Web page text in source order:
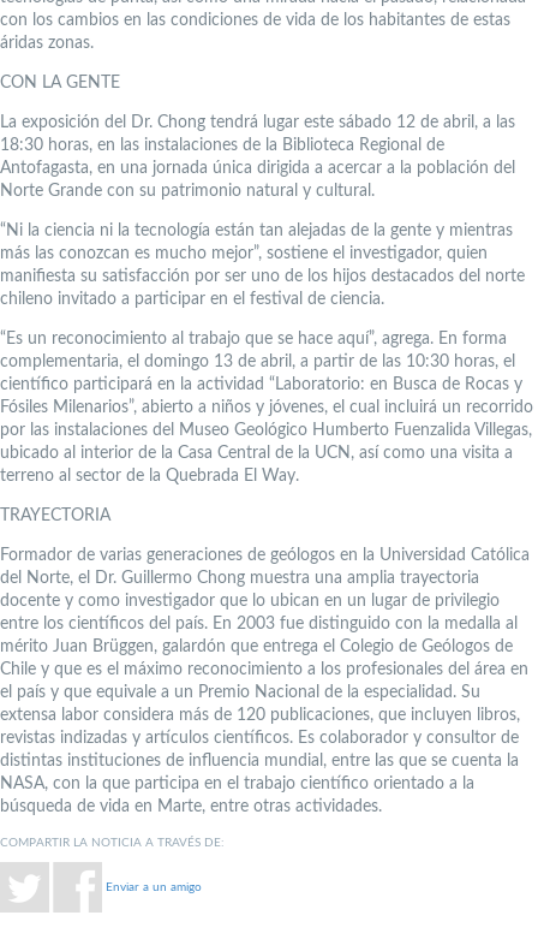
con los cambios en las condiciones de vida de los habitantes de estas
áridas zonas.
CON LA GENTE
La exposición del Dr. Chong tendrá lugar este sábado 12 de abril, a las
18:30 horas, en las instalaciones de la Biblioteca Regional de
Antofagasta, en una jornada única dirigida a acercar a la población del
Norte Grande con su patrimonio natural y cultural.
“Ni la ciencia ni la tecnología están tan alejadas de la gente y mientras
más las conozcan es mucho mejor”, sostiene el investigador, quien
manifiesta su satisfacción por ser uno de los hijos destacados del norte
chileno invitado a participar en el festival de ciencia.
“Es un reconocimiento al trabajo que se hace aquí”, agrega. En forma
complementaria, el domingo 13 de abril, a partir de las 10:30 horas, el
científico participará en la actividad “Laboratorio: en Busca de Rocas y
Fósiles Milenarios”, abierto a niños y jóvenes, el cual incluirá un recorrido
por las instalaciones del Museo Geológico Humberto Fuenzalida Villegas,
ubicado al interior de la Casa Central de la UCN, así como una visita a
terreno al sector de la Quebrada El Way.
TRAYECTORIA
Formador de varias generaciones de geólogos en la Universidad Católica
del Norte, el Dr. Guillermo Chong muestra una amplia trayectoria
docente y como investigador que lo ubican en un lugar de privilegio
entre los científicos del país. En 2003 fue distinguido con la medalla al
mérito Juan Brüggen, galardón que entrega el Colegio de Geólogos de
Chile y que es el máximo reconocimiento a los profesionales del área en
el país y que equivale a un Premio Nacional de la especialidad. Su
extensa labor considera más de 120 publicaciones, que incluyen libros,
revistas indizadas y artículos científicos. Es colaborador y consultor de
distintas instituciones de influencia mundial, entre las que se cuenta la
NASA, con la que participa en el trabajo científico orientado a la
búsqueda de vida en Marte, entre otras actividades.
COMPARTIR LA NOTICIA A TRAVÉS DE:
Enviar a un amigo